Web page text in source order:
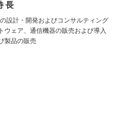
長
設計・開発およびコンサルティング
ウェア、通信機器の販売および導入
製品の販売